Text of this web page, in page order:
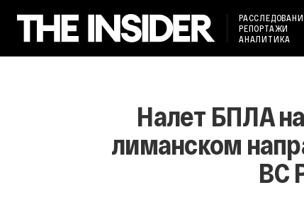
РЕПОРТАЖИ
АНАЛИТИКА
Налет БПЛА
лиманском
ВС